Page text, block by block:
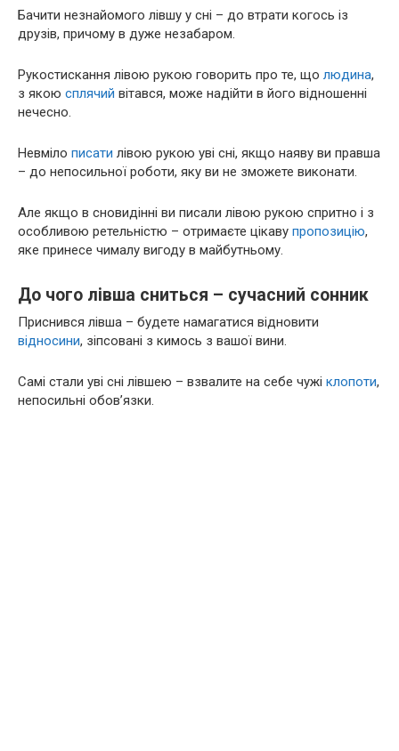
Бачити незнайомого лівшу у сні – до втрати когось із
друзів, причому в дуже незабаром.
Рукостискання лівою рукою говорить про те, що людина,
з якою сплячий вітався, може надійти в його відношенні
нечесно.
Невміло писати лівою рукою уві сні, якщо наяву ви правша
– до непосильної роботи, яку ви не зможете виконати.
Але якщо в сновидінні ви писали лівою рукою спритно і з
особливою ретельністю – отримаєте цікаву пропозицію,
яке принесе чималу вигоду в майбутньому.
До чого лівша сниться – сучасний сонник
Приснився лівша – будете намагатися відновити
відносини, зіпсовані з кимось з вашої вини.
Самі стали уві сні лівшею – взвалите на себе чужі клопоти,
непосильні обов’язки.